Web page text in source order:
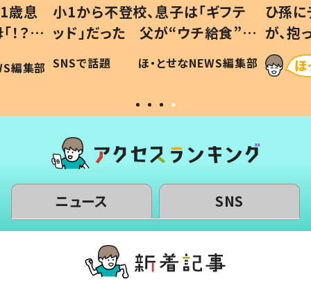
歳息
？」
編集部
小1から不登校、息子は「ギフテ
ッド」だった 父が“ウチ給食”を
作り続ける理由とは #令和の親
#令和の子
SNSで話題 ほ・とせなNEWS編集部
ひ孫
が、
「涙が
い」
ニュース SNS